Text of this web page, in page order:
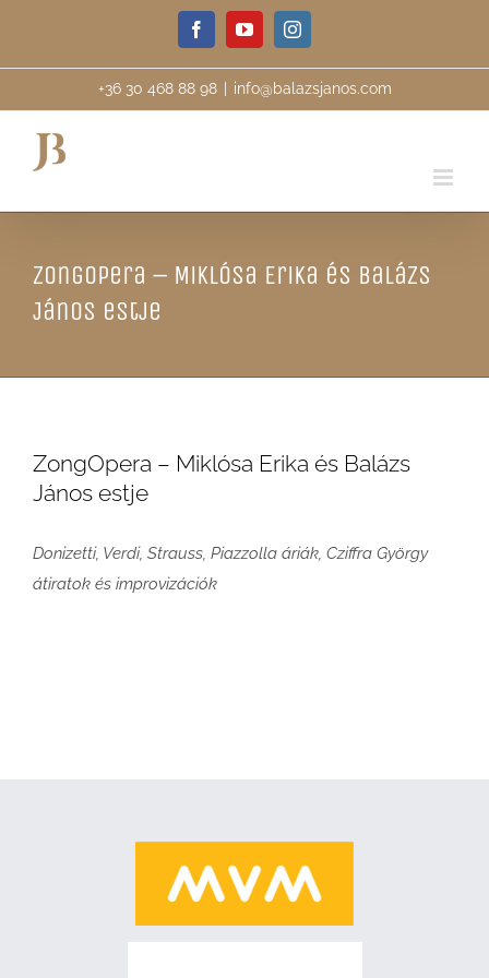
content
FacebookYouTubeInstagram
+36 30 468 88 98 info@balazsjanos.com
ZongOpera – Miklósa Erika és Balázs
János estje
ZongOpera – Miklósa Erika és Balázs
János estje
Donizetti, Verdi, Strauss, Piazzolla áriák, Cziffra György
átiratok és improvizációk